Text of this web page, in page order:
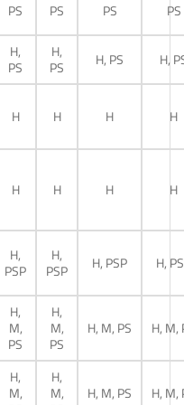
PS PS PS PS
H,
PS
H,
PS
H, PS H,
H H H H
H H H H
H,
PSP
H,
PSP
H, PSP H,
H,
M,
PS
H,
M,
PS
H, M, PS H, M,
H,
M,
H,
M,
H, M, PS H, M,